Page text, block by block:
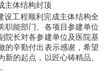
主体结构封顶
设工程顺利完成主体结构全
职能部门、各项目参建单位
院长对各参建单位及医院基
的辛勤付出表示感谢，希望
的起点，以匠心铸精品、